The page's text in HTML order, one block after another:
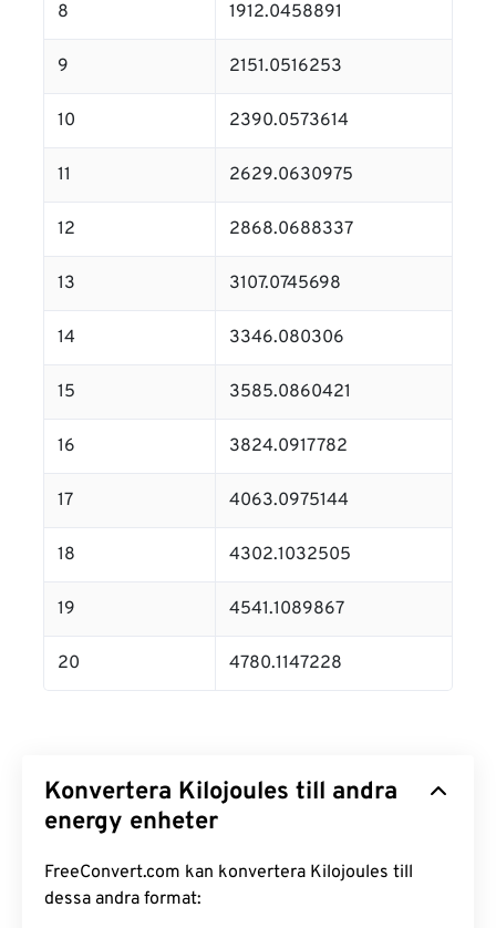
8 1912.0458891
9 2151.0516253
10 2390.0573614
11 2629.0630975
12 2868.0688337
13 3107.0745698
14 3346.080306
15 3585.0860421
16 3824.0917782
17 4063.0975144
18 4302.1032505
19 4541.1089867
20 4780.1147228
Konvertera Kilojoules till andra
energy enheter
FreeConvert.com kan konvertera Kilojoules till
dessa andra format: